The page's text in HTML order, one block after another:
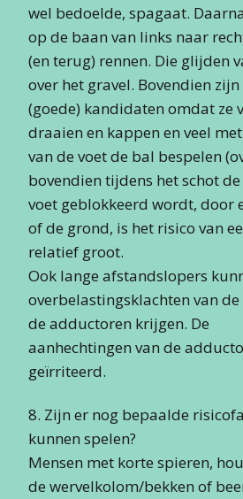
wel bedoelde, spagaat.
op de baan van links naar
(en terug) rennen. Die glijden
over het gravel. Bovendien
(goede) kandidaten omdat ze
draaien en kappen en veel
van de voet de bal bespelen
bovendien tijdens het schot de
voet geblokkeerd wordt, door
of de grond, is het risico van
relatief groot.
Ook lange afstandslopers
overbelastingsklachten van
de adductoren krijgen. De
aanhechtingen van de
geïrriteerd.
8. Zijn er nog bepaalde
kunnen spelen?
Mensen met korte spieren,
de wervelkolom/bekken of